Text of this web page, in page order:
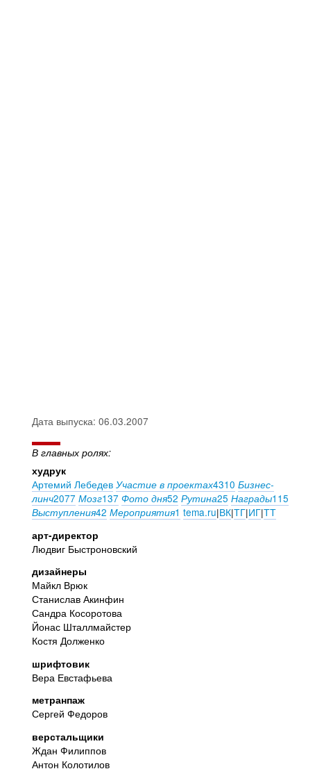
Дата выпуска: 06.03.2007
В главных ролях:
худрук
Артемий Лебедев Участие в проектах4310 Бизнес-
линч2077 Мозг137 Фото дня52 Рутина25 Награды115
Выступления42 Мероприятия1 tema.ru|ВК|ТГ|ИГ|ТТ
арт-директор
Людвиг Быстроновский
дизайнеры
Майкл Врюк
Станислав Акинфин
Сандра Косоротова
Йонас Шталлмайстер
Костя Долженко
шрифтовик
Вера Евстафьева
метранпаж
Сергей Федоров
верстальщики
Ждан Филиппов
Антон Колотилов